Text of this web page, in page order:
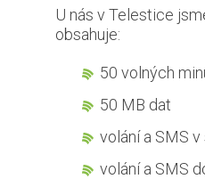
U nás v Telestice
obsahuje:
50 volných
50 MB dat
volání a SMS
volání a SMS